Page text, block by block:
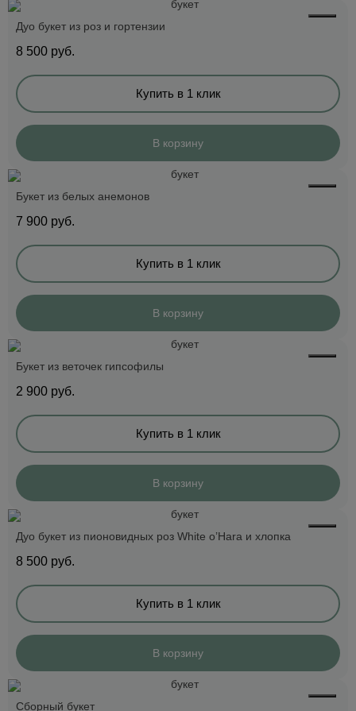
Дуо букет из роз и гортензии
8 500 руб.
Купить в 1 клик
В корзину
Букет из белых анемонов
7 900 руб.
Купить в 1 клик
В корзину
Букет из веточек гипсофилы
2 900 руб.
Купить в 1 клик
В корзину
Дуо букет из пионовидных роз White o’Hara и хлопка
8 500 руб.
Купить в 1 клик
В корзину
Сборный букет